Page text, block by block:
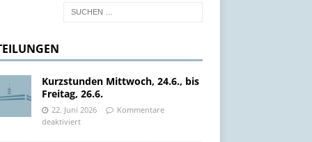
Kurzstunden Mittwoch, 24.6., bis
Freitag, 26.6.
22. Juni 2026
Kommentare
deaktiviert